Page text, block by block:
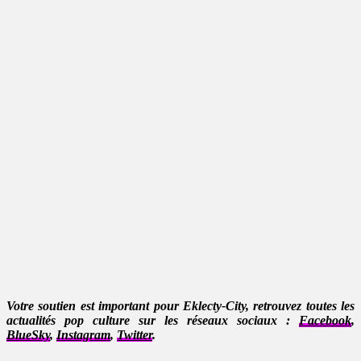
Votre soutien est important pour Eklecty-City, retrouvez toutes les
actualités pop culture sur les réseaux sociaux : Facebook,
BlueSky, Instagram, Twitter.